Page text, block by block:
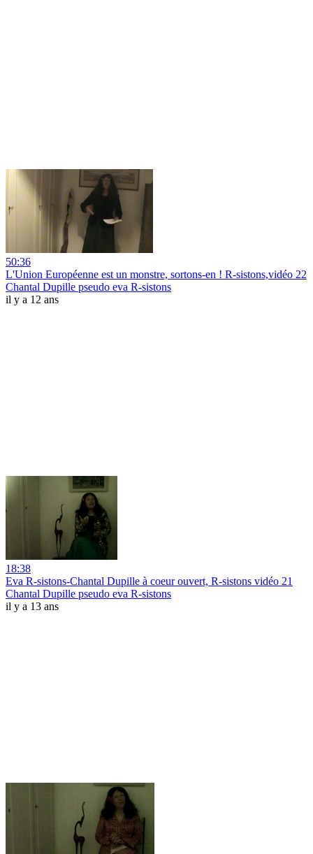
50:36
L'Union Européenne est un monstre, sortons-en ! R-sistons,vidéo 22
Chantal Dupille pseudo eva R-sistons
il y a 12 ans
18:38
Eva R-sistons-Chantal Dupille à coeur ouvert, R-sistons vidéo 21
Chantal Dupille pseudo eva R-sistons
il y a 13 ans